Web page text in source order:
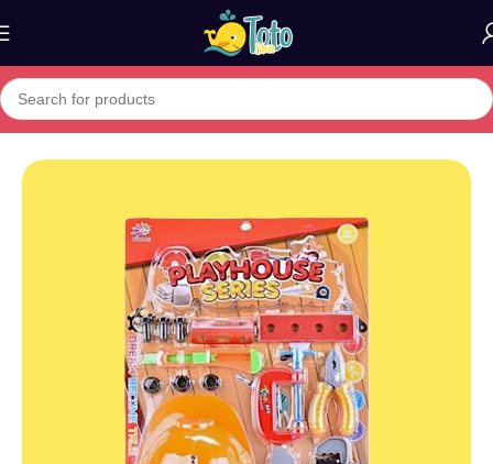
Home»Boutique»TOOL SET REF MA1996102